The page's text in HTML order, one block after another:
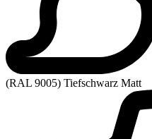
(RAL 9005) Tiefschwarz Matt